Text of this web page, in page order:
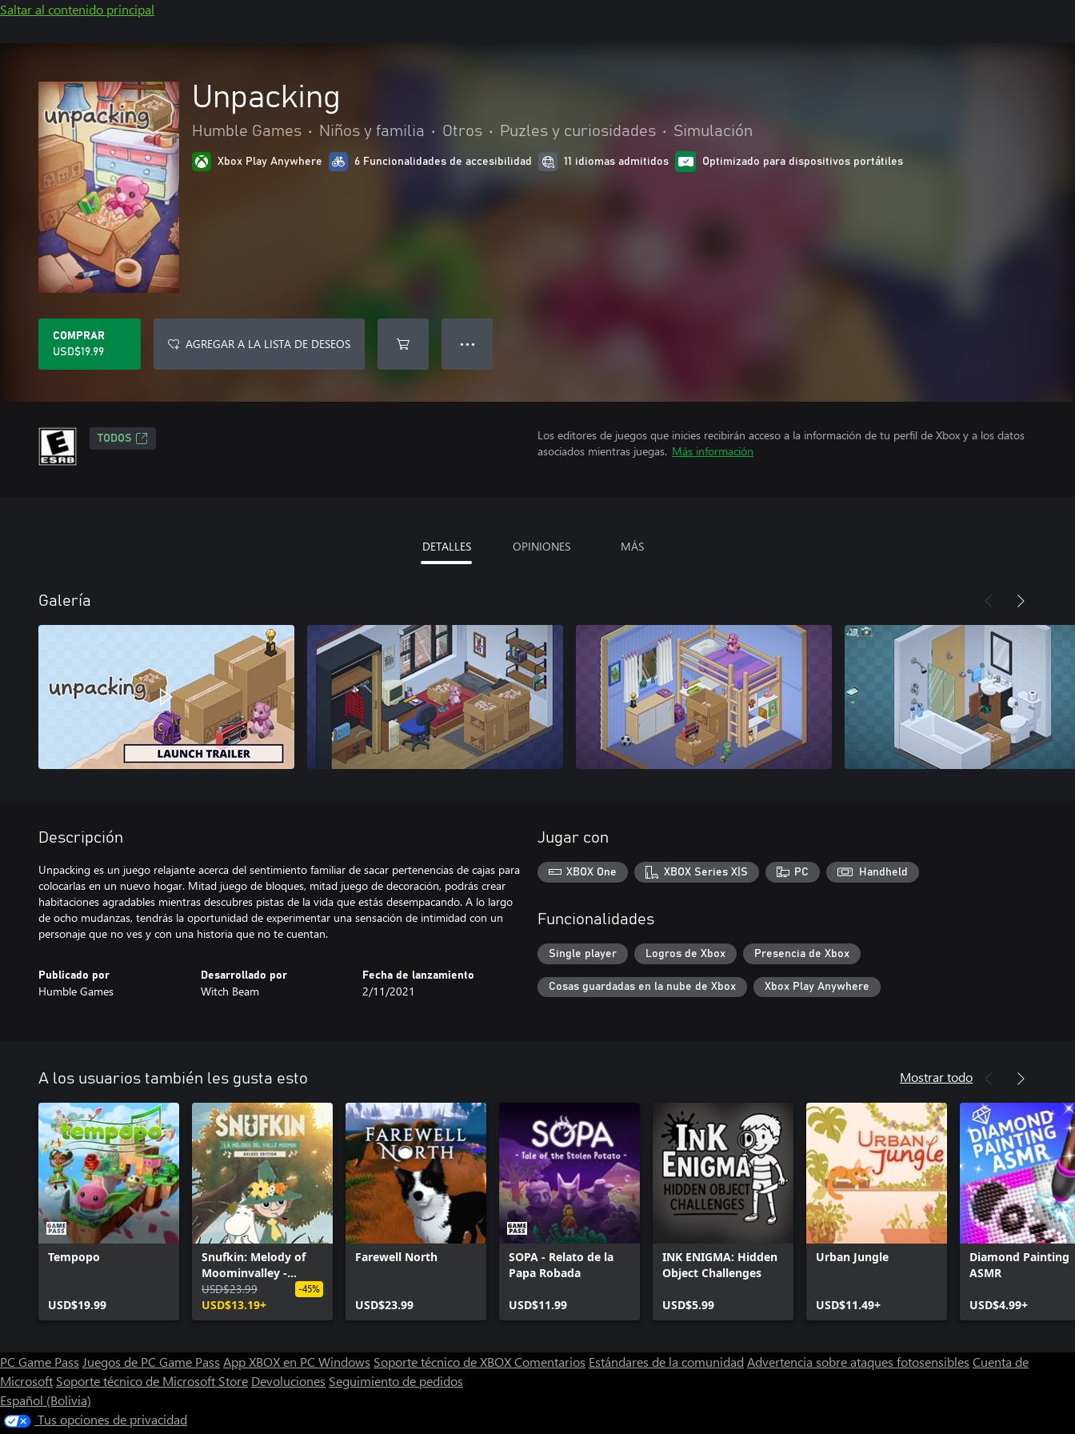
Saltar al contenido principal
Unpacking
Humble Games • Niños y familia • Otros • Puzles y curiosidades • Simulación
Xbox Play Anywhere 6 Funcionalidades de accesibilidad 11 idiomas admitidos Optimizado para dispositivos portátiles
COMPRAR
USD$19.99
AGREGAR A LA LISTA DE DESEOS ● ● ●
TODOS
Los editores de juegos que inicies recibirán acceso a la información de tu perfil de Xbox y a los datos
asociados mientras juegas. Más información
DETALLES OPINIONES MÁS
Galería
Descripción
Unpacking es un juego relajante acerca del sentimiento familiar de sacar pertenencias de cajas para
colocarlas en un nuevo hogar. Mitad juego de bloques, mitad juego de decoración, podrás crear
habitaciones agradables mientras descubres pistas de la vida que estás desempacando. A lo largo
de ocho mudanzas, tendrás la oportunidad de experimentar una sensación de intimidad con un
personaje que no ves y con una historia que no te cuentan.
Publicado por
Humble Games
Desarrollado por
Witch Beam
Fecha de lanzamiento
2/11/2021
Jugar con
XBOX One XBOX Series X|S PC Handheld
Funcionalidades
Single player Logros de Xbox Presencia de Xbox
Cosas guardadas en la nube de Xbox Xbox Play Anywhere
A los usuarios también les gusta esto Mostrar todo
Tempopo
USD$19.99
Snufkin: Melody of
Moominvalley -
Digital Deluxe Edition
USD$23.99
USD$13.19+
-45%
Farewell North
USD$23.99
SOPA - Relato de la
Papa Robada
USD$11.99
INK ENIGMA: Hidden
Object Challenges
USD$5.99
Urban Jungle
USD$11.49+
Diamond Painting
ASMR
USD$4.99+
PC Game Pass Juegos de PC Game Pass App XBOX en PC Windows Soporte técnico de XBOXComentarios Estándares de la comunidad Advertencia sobre ataques fotosensibles Cuenta de
Microsoft Soporte técnico de Microsoft Store Devoluciones Seguimiento de pedidos
Español (Bolivia)
Tus opciones de privacidad